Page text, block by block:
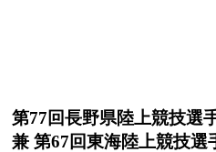
第77回長野県陸上競技選
兼 第67回東海陸上競技選